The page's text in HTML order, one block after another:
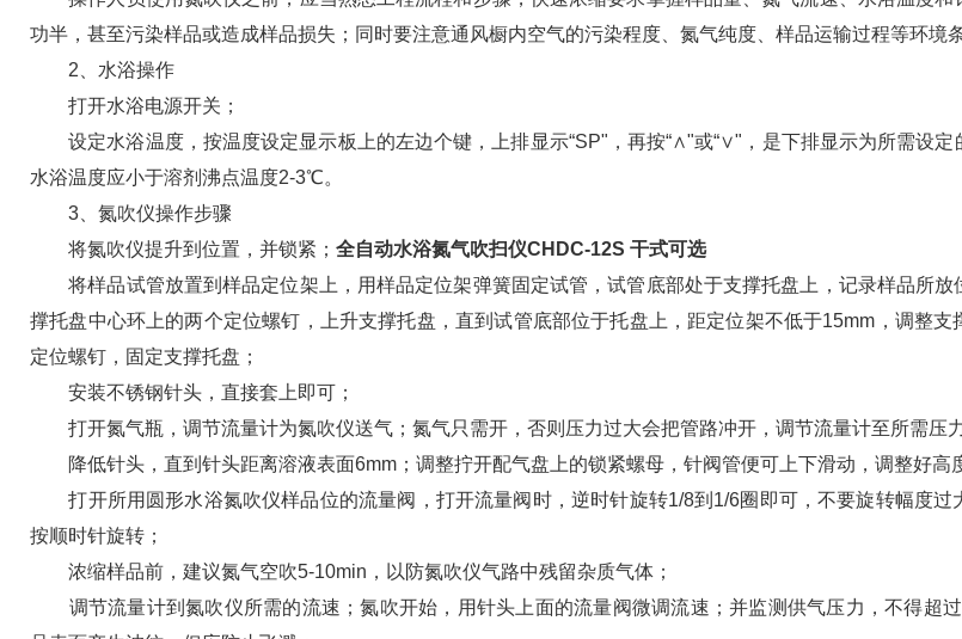
功半，甚至污染样品或造成样品损失；同时要注意通风橱内空气的污染程度、氮气纯度、样品运输过程等环境条
2、水浴操作
打开水浴电源开关；
设定水浴温度，按温度设定显示板上的左边个键，上排显示“SP"，再按“∧"或“∨"，是下排显示为所需设定
水浴温度应小于溶剂沸点温度2-3℃。
3、氮吹仪操作步骤
将氮吹仪提升到位置，并锁紧； 全自动水浴氮气吹扫仪CHDC-12S 干式可选
将样品试管放置到样品定位架上，用样品定位架弹簧固定试管，试管底部处于支撑托盘上，记录样品所放
撑托盘中心环上的两个定位螺钉，上升支撑托盘，直到试管底部位于托盘上，距定位架不低于15mm，调整
定位螺钉，固定支撑托盘；
安装不锈钢针头，直接套上即可；
打开氮气瓶，调节流量计为氮吹仪送气；氮气只需开，否则压力过大会把管路冲开，调节流量计至所需压力
降低针头，直到针头距离溶液表面6mm；调整拧开配气盘上的锁紧螺母，针阀管便可上下滑动，调整好高
打开所用圆形水浴氮吹仪样品位的流量阀，打开流量阀时，逆时针旋转1/8到1/6圈即可，不要旋转幅度过
按顺时针旋转；
浓缩样品前，建议氮气空吹5-10min，以防氮吹仪气路中残留杂质气体；
调节流量计到氮吹仪所需的流速；氮吹开始，用针头上面的流量阀微调流速；并监测供气压力，不得超